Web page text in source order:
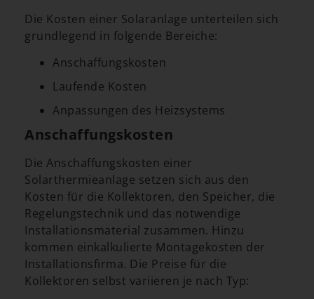
Die Kosten einer Solaranlage unterteilen sich
grundlegend in folgende Bereiche:
Anschaffungskosten
Laufende Kosten
Anpassungen des Heizsystems
Anschaffungskosten
Die Anschaffungskosten einer
Solarthermieanlage setzen sich aus den
Kosten für die Kollektoren, den Speicher, die
Regelungstechnik und das notwendige
Installationsmaterial zusammen. Hinzu
kommen einkalkulierte Montagekosten der
Installationsfirma. Die Preise für die
Kollektoren selbst variieren je nach Typ: